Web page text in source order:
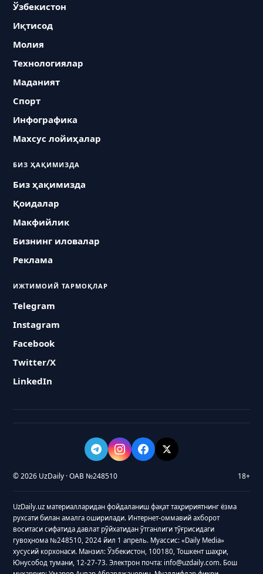
Ўзбекистон
Иқтисод
Молия
Технологиялар
Маданият
Спорт
Инфографика
Махсус лойиҳалар
БИЗ ҲАҚИМИЗДА
Биз ҳақимизда
Қоидалар
Макфийлик
Бизнинг иловалар
Реклама
ИЖТИМОИЙ ТАРМОҚЛАР
Telegram
Instagram
Facebook
Twitter/X
LinkedIn
© 2026 UzDaily · ОАВ №248510 18+
UzDaily.uz материалларидан фойдаланиш фақат таҳририятнинг ёзма
рухсати билан амалга оширилади. Интернет-оммавий ахборот
воситаси сифатида давлат рўйхатидан ўтганлиги тўғрисидаги
гувоҳнома №248510, 2024 йил 1 апрель. Муассис: «Daily Media»
хусусий корхонаси. Манзил: Ўзбекистон, 100180, Тошкент шаҳри,
Юнусобод тумани, 12-27-73. Электрон почта: info@uzdaily.com. Бош